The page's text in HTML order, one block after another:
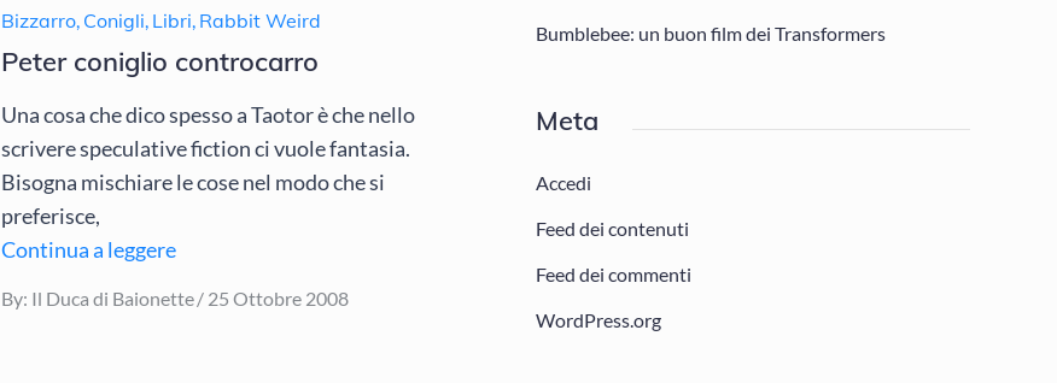
Bizzarro, Conigli, Libri, Rabbit Weird
Peter coniglio controcarro
Una cosa che dico spesso a Taotor è che nello
scrivere speculative fiction ci vuole fantasia.
Bisogna mischiare le cose nel modo che si
preferisce,
Continua a leggere
By: Il Duca di Baionette
Posted
25 Ottobre 2008
Bumblebee: un buon film dei Transformers
Meta
Accedi
Feed dei contenuti
Feed dei commenti
WordPress.org